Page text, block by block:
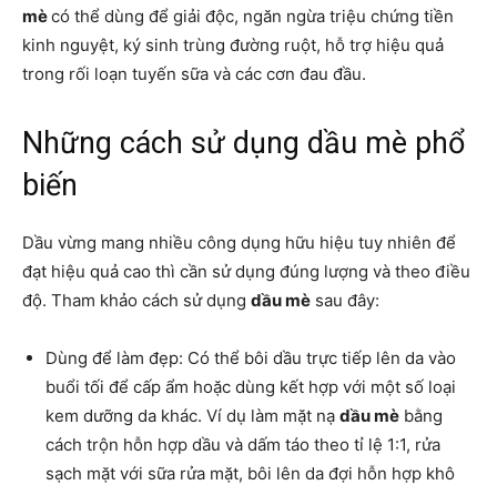
mècó thể dùng để giải độc, ngăn ngừa triệu chứng tiền
kinh nguyệt, ký sinh trùng đường ruột, hỗ trợ hiệu quả
trong rối loạn tuyến sữa và các cơn đau đầu.
Những cách sử dụng dầu mè phổ
biến
Dầu vừng mang nhiều công dụng hữu hiệu tuy nhiên để
đạt hiệu quả cao thì cần sử dụng đúng lượng và theo điều
độ. Tham khảo cách sử dụng dầu mè sau đây:
Dùng để làm đẹp: Có thể bôi dầu trực tiếp lên da vào
buổi tối để cấp ẩm hoặc dùng kết hợp với một số loại
kem dưỡng da khác. Ví dụ làm mặt nạ dầu mè bằng
cách trộn hỗn hợp dầu và dấm táo theo tỉ lệ 1:1, rửa
sạch mặt với sữa rửa mặt, bôi lên da đợi hỗn hợp khô